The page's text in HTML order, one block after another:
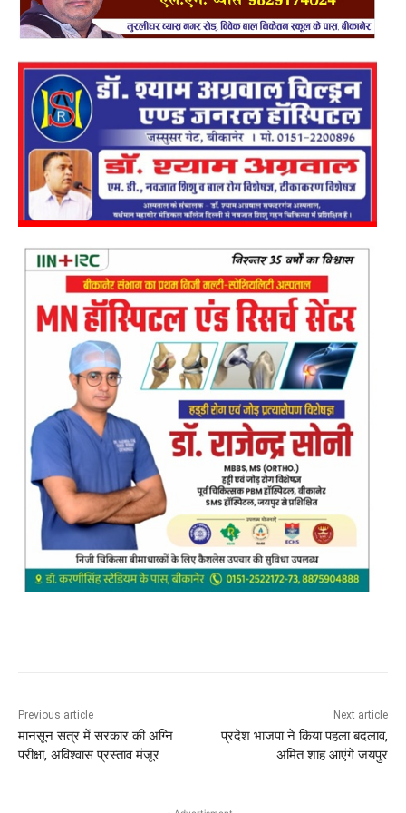
Previous article
मानसून सत्र में सरकार की अग्नि
परीक्षा, अविश्वास प्रस्ताव मंजूर
Next article
प्रदेश भाजपा ने किया पहला बदलाव,
अमित शाह आएंगे जयपुर